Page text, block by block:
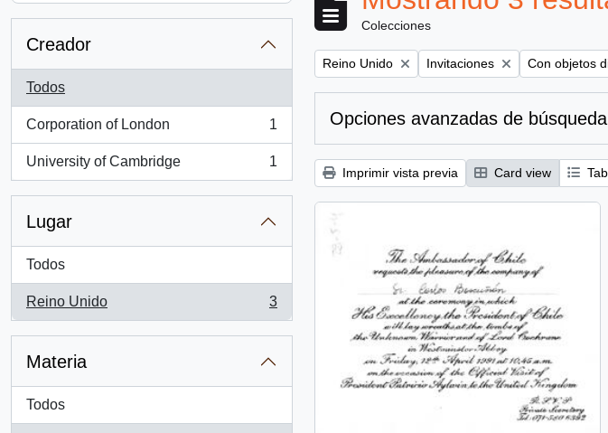
Creador
Todos
Corporation of London
, 1 resultados
1
University of Cambridge
, 1 resultados
1
Lugar
Todos
Reino Unido
, 3 resultados
3
Materia
Todos
Colecciones
Remove filter:
Reino Unido Remove filter:
Invitaciones Remove filter:
Con objetos
Opciones avanzadas de búsqueda
Imprimir vista previa Card view